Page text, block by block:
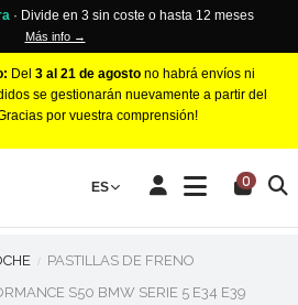
· Divide en 3 sin coste o hasta 12 meses
Más info →
Del 3 al 21 de agostono habrá envíos ni
se gestionarán nuevamente a partir del
por vuestra comprensión!
ES 0
PASTILLAS DE FRENO
S50 BMW SERIE 5 E34 E39